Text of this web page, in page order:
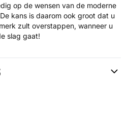
op de wensen van de moderne
kans is daarom ook groot dat u
zult overstappen, wanneer u
slag gaat!